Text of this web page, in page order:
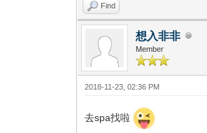
Find
想入非非
Member
2018-11-23, 02:36 PM
去spa找啦